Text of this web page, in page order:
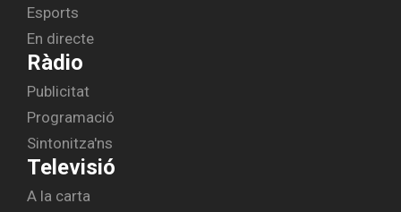
Esports
En directe
Ràdio
Publicitat
Programació
Sintonitza'ns
Televisió
A la carta